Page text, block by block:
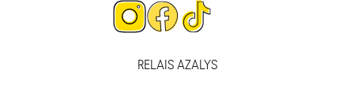
Page
Instagram
Page
Facebook
RELAIS AZALYS